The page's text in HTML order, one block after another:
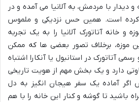
دیدار با مردمش، به آلانیا می آمده و در
است. همین حس نزدیکی و ملموس
و خانه آتاتورک آلانیا را به یک تجربه
موزه، برخلاف تصور بعضی ها که ممکن
آتاتورک در استانبول یا آنکارا اشتباه
دارد و یک بخش مهم از هویت تاریخی
اگر آماده یک سفر هیجان انگیز به دل
باشید تا گوشه و کنار این خانه را با هم